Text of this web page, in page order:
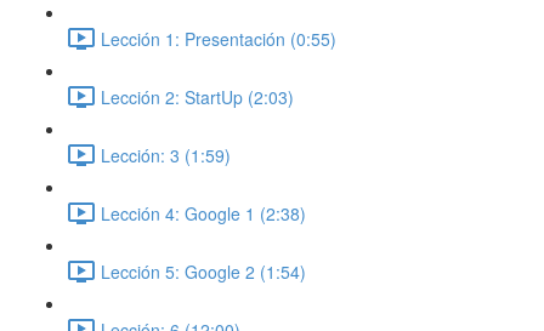
Lección 1: Presentación (0:55)
Lección 2: StartUp (2:03)
Lección: 3 (1:59)
Lección 4: Google 1 (2:38)
Lección 5: Google 2 (1:54)